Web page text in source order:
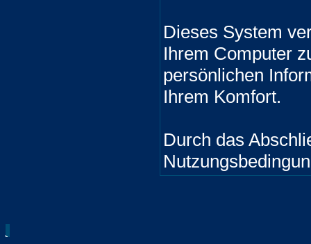
Dieses System
Ihrem Computer
persönlichen
Ihrem Komfort.
Durch das